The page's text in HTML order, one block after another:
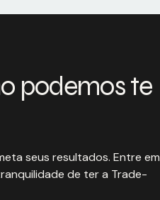
podemos te
seus resultados. Entre em
de ter a Trade-